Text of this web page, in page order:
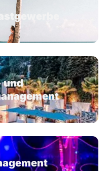
und